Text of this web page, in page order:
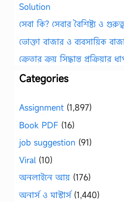
Solution
সেবা কি? সেবার বৈশিষ্ট্য ও গুরুত্ব
ভোক্তা বাজার ও ব্যবসায়িক
ক্রেতার ক্রয় সিদ্ধান্ত
Categories
Assignment (1,897)
Book PDF (16)
job suggestion (91)
Viral (10)
অনলাইনে আয় (176)
অনার্স ও মাস্টার্স(1,440)